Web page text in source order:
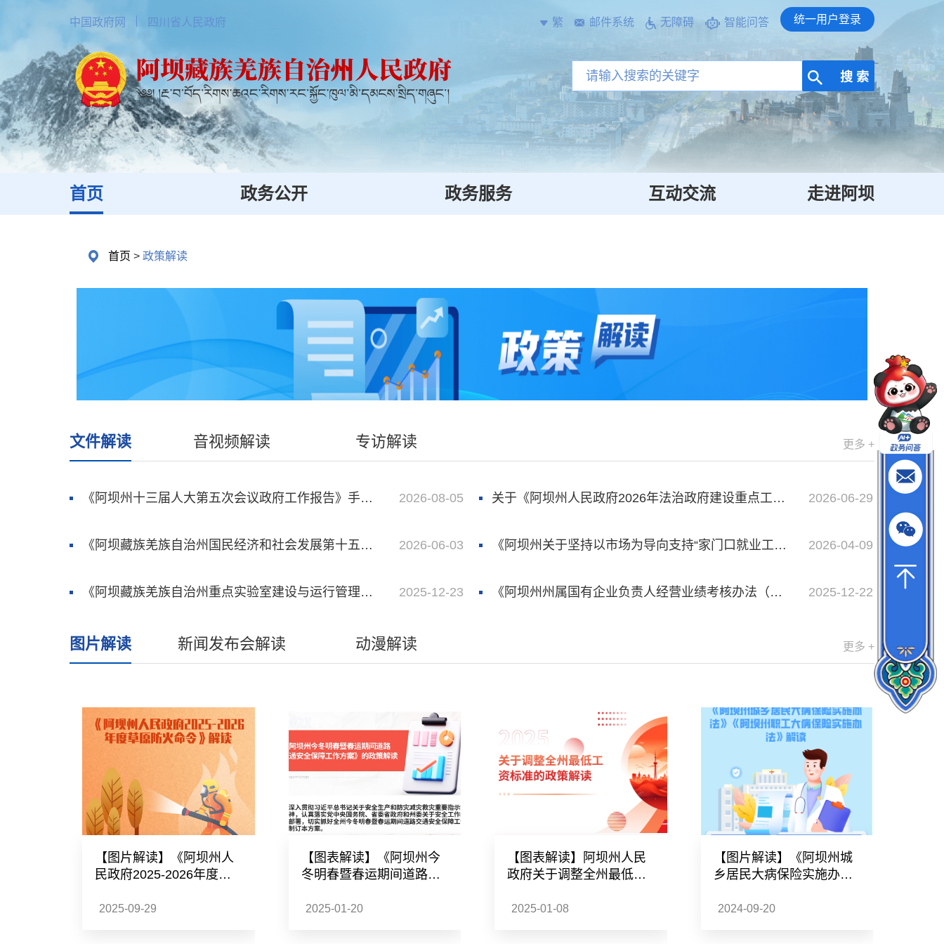
中国政府网 四川省人民政府 繁 邮件系统 无障碍 智能问答 统一用户登录
搜 索
首页 政务公开 政务服务 互动交流 走进阿坝
首页 > 政策解读
文件解读 音视频解读 专访解读 更多 +
《阿坝州十三届人大第五次会议政府工作报告》手语解读 2026-08-05 关于《阿坝州人民政府2026年法治政府建设重点工作安排》的解读 2026-06-29
《阿坝藏族羌族自治州国民经济和社会发展第十五个五年规划纲要》的图片解读 2026-06-03 《阿坝州关于坚持以市场为导向支持“家门口就业工坊”建设十条政策措施(试行)》政策解读 2026-04-09
《阿坝藏族羌族自治州重点实验室建设与运行管理办法》政策解读 2025-12-23 《阿坝州州属国有企业负责人经营业绩考核办法（修订）》政策解读 2025-12-22
图片解读 新闻发布会解读 动漫解读 更多 +
【图片解读】《阿坝州人
民政府2025-2026年度草
2025-09-29
【图表解读】《阿坝州今
冬明春暨春运期间道路交
政策解读
2025-01-20
【图表解读】阿坝州人民
政府关于调整全州最低工
2025-01-08
【图片解读】《阿坝州城
乡居民大病保险实施办
险实施办法》的解读
2024-09-20